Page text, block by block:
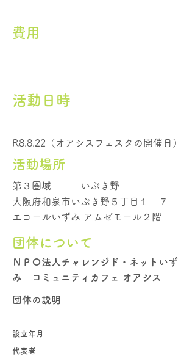
費用
活動日時
R8.8.22（オアシスフェスタの開催日）
活動場所
第３圏域
いぶき野
大阪府和泉市いぶき野５丁目１－７
エコールいずみ アムゼモール２階
団体について
ＮＰＯ法人チャレンジド・ネットいず
み コミュニティカフェ オアシス
団体の説明
設立年月
代表者